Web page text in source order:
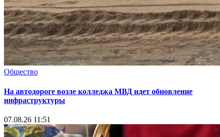
Общество
На автодороге возле колледжа МВД идет обновление
инфраструктуры
07.08.26 11:51